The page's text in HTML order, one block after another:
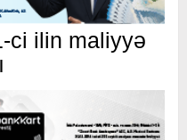
ci ilin maliyyə